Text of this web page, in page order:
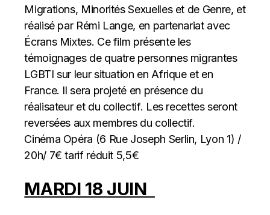
Migrations, Minorités Sexuelles et de Genre, et
réalisé par Rémi Lange, en partenariat avec
Écrans Mixtes. Ce film présente les
témoignages de quatre personnes migrantes
LGBTI sur leur situation en Afrique et en
France. Il sera projeté en présence du
réalisateur et du collectif. Les recettes seront
reversées aux membres du collectif.
Cinéma Opéra (6 Rue Joseph Serlin, Lyon 1) /
20h/ 7€ tarif réduit 5,5€
MARDI 18 JUIN